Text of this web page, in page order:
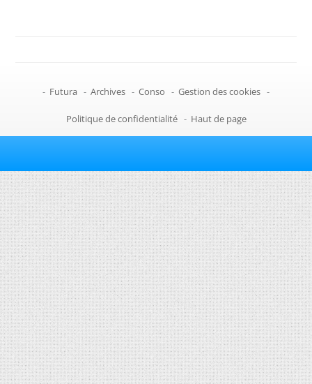
- Futura - Archives - Conso - Gestion des cookies -
Politique de confidentialité - Haut de page